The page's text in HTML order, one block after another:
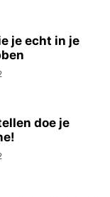
je echt in je
doe je